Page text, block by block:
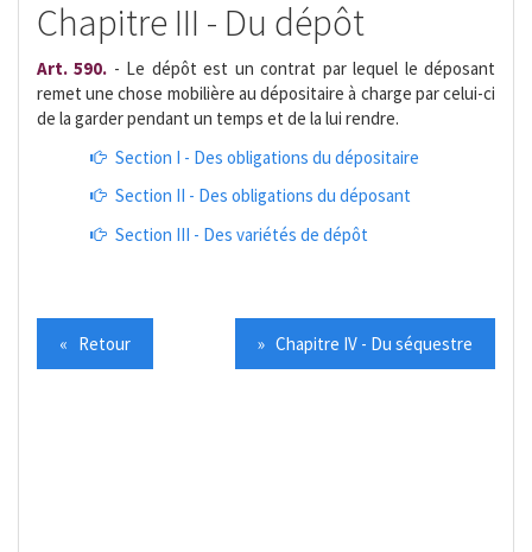
Chapitre III - Du dépôt
Art. 590. - Le dépôt est un contrat par lequel le déposant
remet une chose mobilière au dépositaire à charge par celui-ci
de la garder pendant un temps et de la lui rendre.
Section I - Des obligations du dépositaire
Section II - Des obligations du déposant
Section III - Des variétés de dépôt
« Retour » Chapitre IV - Du séquestre